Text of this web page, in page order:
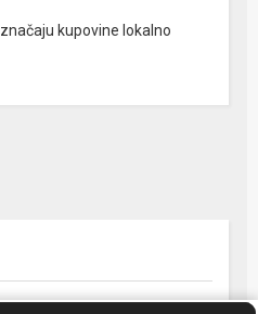
kupovine lokalno